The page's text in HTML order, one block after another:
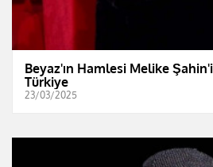
Beyaz'ın Hamlesi Melike
Türkiye
23/03/2025